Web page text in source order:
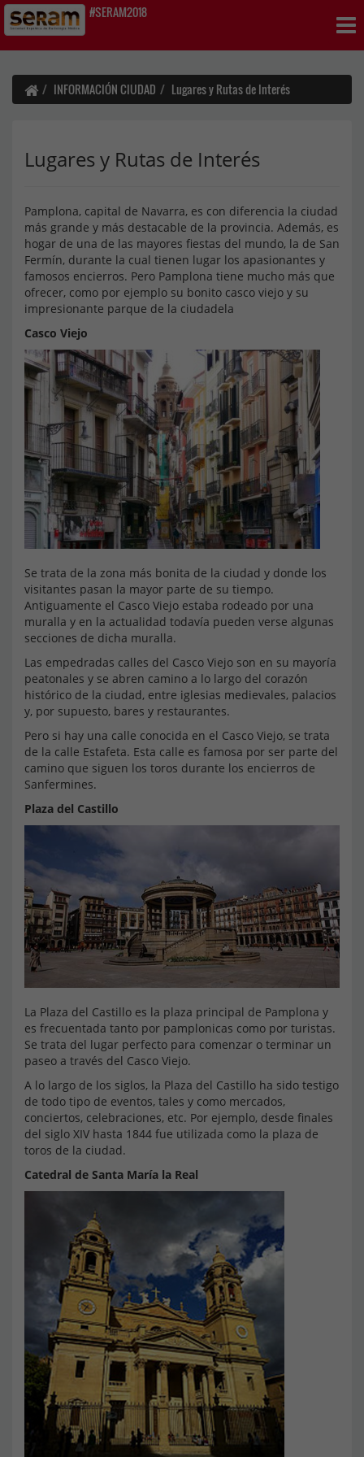
#SERAM2018
INFORMACIÓN CIUDAD Lugares y Rutas de Interés
Lugares y Rutas de Interés
Pamplona, capital de Navarra, es con diferencia la ciudad
más grande y más destacable de la provincia. Además, es
hogar de una de las mayores fiestas del mundo, la de San
Fermín, durante la cual tienen lugar los apasionantes y
famosos encierros. Pero Pamplona tiene mucho más que
ofrecer, como por ejemplo su bonito casco viejo y su
impresionante parque de la ciudadela
Casco Viejo
Se trata de la zona más bonita de la ciudad y donde los
visitantes pasan la mayor parte de su tiempo.
Antiguamente el Casco Viejo estaba rodeado por una
muralla y en la actualidad todavía pueden verse algunas
secciones de dicha muralla.
Las empedradas calles del Casco Viejo son en su mayoría
peatonales y se abren camino a lo largo del corazón
histórico de la ciudad, entre iglesias medievales, palacios
y, por supuesto, bares y restaurantes.
Pero si hay una calle conocida en el Casco Viejo, se trata
de la calle Estafeta. Esta calle es famosa por ser parte del
camino que siguen los toros durante los encierros de
Sanfermines.
Plaza del Castillo
La Plaza del Castillo es la plaza principal de Pamplona y
es frecuentada tanto por pamplonicas como por turistas.
Se trata del lugar perfecto para comenzar o terminar un
paseo a través del Casco Viejo.
A lo largo de los siglos, la Plaza del Castillo ha sido testigo
de todo tipo de eventos, tales y como mercados,
conciertos, celebraciones, etc. Por ejemplo, desde finales
del siglo XIV hasta 1844 fue utilizada como la plaza de
toros de la ciudad.
Catedral de Santa María la Real